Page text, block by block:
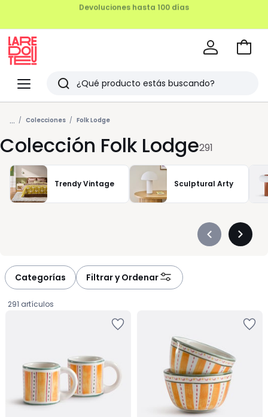
Menu
Redoute
Buscar
Últimos
artículos
vistos
Ir
... Colecciones Folk Lodge
Colección Folk Lodge291
Trendy Vintage Sculptural Arty
Précédent
Categorías Filtrar y Ordenar
291 artículos